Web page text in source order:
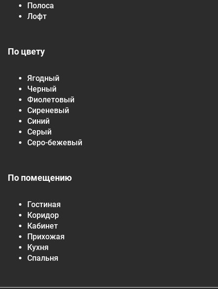
Полоса
Лофт
По цвету
Ягодный
Черный
Фиолетовый
Сиреневый
Синий
Серый
Серо-бежевый
По помещению
Гостиная
Коридор
Кабинет
Прихожая
Кухня
Спальня